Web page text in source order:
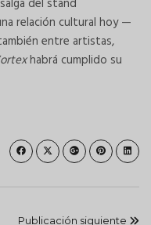
del stand
relación cultural hoy —
entre artistas,
habrá cumplido su
Publicación siguiente